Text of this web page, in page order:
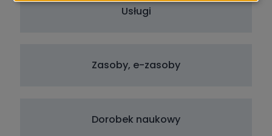
Usługi
Zasoby, e-zasoby
Dorobek naukowy